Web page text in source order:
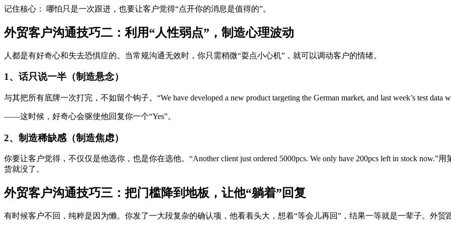
记住核心： 哪怕只是一次跟进，也要让客户觉得“点开你的消息是值得的”。
外贸客户沟通技巧二：利用“人性弱点”，制造心理波动
人都是有好奇心和失去恐惧症的。当常规沟通无效时，你只需稍微“耍点小心机”，就可以调动客户的情绪。
1、话只说一半（制造悬念）
与其把所有底牌一次打完，不如留个钩子。“We have developed a new product targeting the German market, and last week’s test data
——这时候，好奇心会驱使他回复你一个“Yes”。
2、制造稀缺感（制造焦虑）
你要让客户觉得，不仅仅是他选你，也是你在选他。“Another client just ordered 5000pcs. We only have 200pcs left in stock
货就没了。
外贸客户沟通技巧三：把门槛降到地板，让他“躺着”回复
有时候客户不回，纯粹是因为懒。你发了一大段复杂的确认项，他看着头大，想着“等会儿再回”，结果一等就是一辈子。外贸